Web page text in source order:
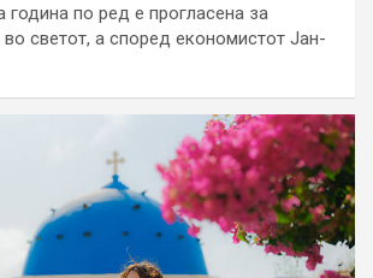
година по ред е прогласена за
во светот, а според економистот Јан-